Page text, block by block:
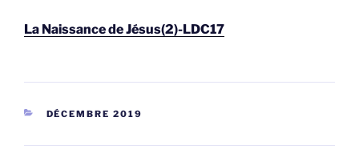
La Naissance de Jésus(2)-LDC17
CATEGORIEËN
DÉCEMBRE 2019